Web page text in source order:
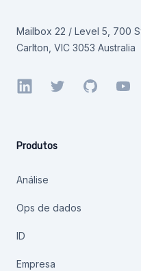
Mailbox 22 / Level 5, 700
Carlton, VIC 3053 Australia
LinkedInTwitterGitHub
Produtos
Análise
Ops de dados
ID
Empresa